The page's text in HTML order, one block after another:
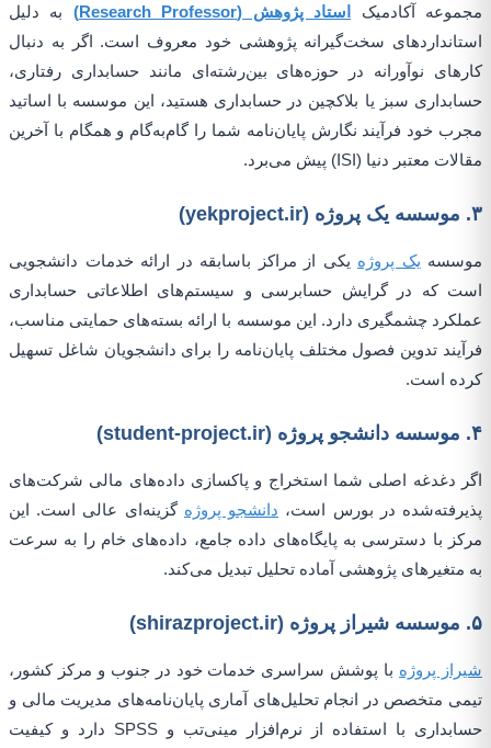
مجموعه آکادمیک استاد پژوهش (Research Professor)
به دلیل
استانداردهای سخت‌گیرانه پژوهشی خود معروف است. اگر به دنبال
کارهای نوآورانه در حوزه‌های بین‌رشته‌ای مانند حسابداری رفتاری،
حسابداری سبز یا بلاکچین در حسابداری هستید، این موسسه با اساتید
مجرب خود فرآیند نگارش پایان‌نامه شما را گام‌به‌گام و همگام با آخرین
مقالات معتبر دنیا (ISI) پیش می‌برد.
۳. موسسه یک پروژه (yekproject.ir)
موسسه یک پروژه یکی از مراکز باسابقه در ارائه خدمات دانشجویی
است که در گرایش حسابرسی و سیستم‌های اطلاعاتی حسابداری
عملکرد چشمگیری دارد. این موسسه با ارائه بسته‌های حمایتی مناسب،
فرآیند تدوین فصول مختلف پایان‌نامه را برای دانشجویان شاغل تسهیل
کرده است.
۴. موسسه دانشجو پروژه (student-project.ir)
اگر دغدغه اصلی شما استخراج و پاکسازی داده‌های مالی شرکت‌های
پذیرفته‌شده در بورس است، دانشجو پروژه گزینه‌ای عالی است. این
مرکز با دسترسی به پایگاه‌های داده جامع، داده‌های خام را به سرعت
به متغیرهای پژوهشی آماده تحلیل تبدیل می‌کند.
۵. موسسه شیراز پروژه (shirazproject.ir)
شیراز پروژه با پوشش سراسری خدمات خود در جنوب و مرکز کشور،
تیمی متخصص در انجام تحلیل‌های آماری پایان‌نامه‌های مدیریت مالی و
حسابداری با استفاده از نرم‌افزار مینی‌تب و SPSS دارد و کیفیت